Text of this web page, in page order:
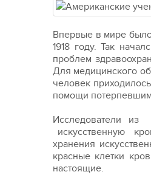
Впервые в мире
1918 году. Так
проблем
Для медицинского
человек
помощи
Исследователи из
искусственную
хранения
красные клетки
настоящие.